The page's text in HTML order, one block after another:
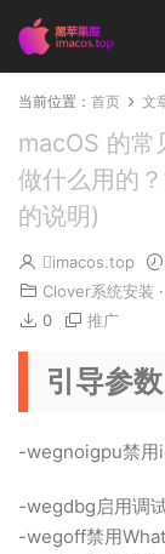
当前位置： 首页 文
macOS 的常
做什么用的
的说明)
imacos.top
Clover系统安装 ·
0
推广
引导参数
-wegnoigpu禁用
-wegdbg启用调
-wegoff禁用